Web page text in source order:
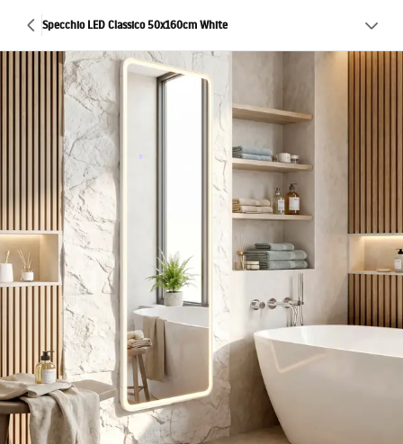
Specchio LED Classico 50x160cm White